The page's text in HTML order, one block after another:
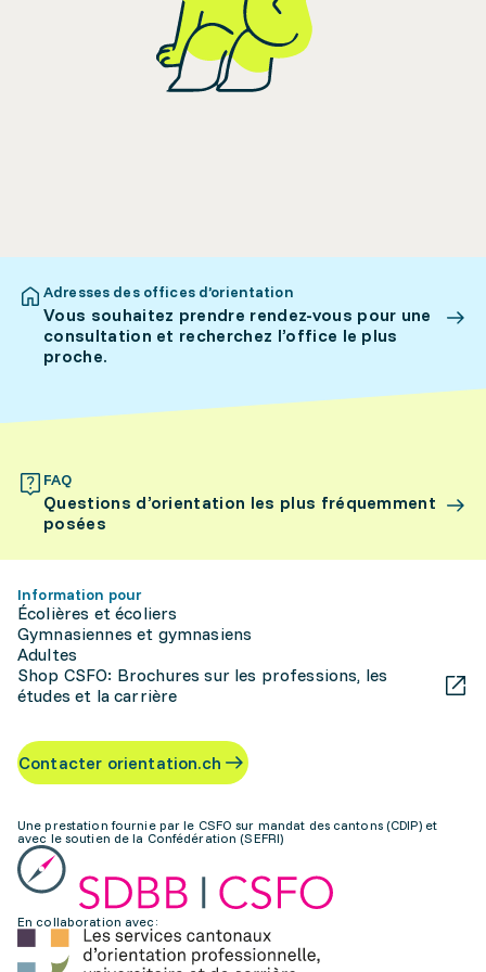
Adresses des offices d’orientation
Vous souhaitez prendre rendez-vous pour une
consultation et recherchez l’office le plus
proche.
FAQ
Questions d’orientation les plus fréquemment
posées
Information pour
Écolières et écoliers
Gymnasiennes et gymnasiens
Adultes
Shop CSFO: Brochures sur les professions, les
études et la carrière
Contacter orientation.ch
Une prestation fournie par le CSFO sur mandat des cantons (CDIP) et
avec le soutien de la Confédération (SEFRI)
En collaboration avec: